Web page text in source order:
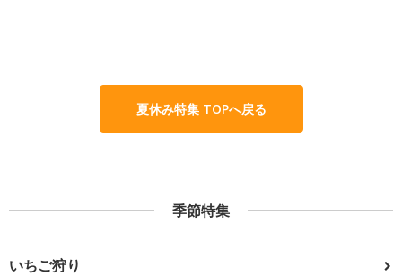
夏休み特集 TOPへ戻る
季節特集
いちご狩り